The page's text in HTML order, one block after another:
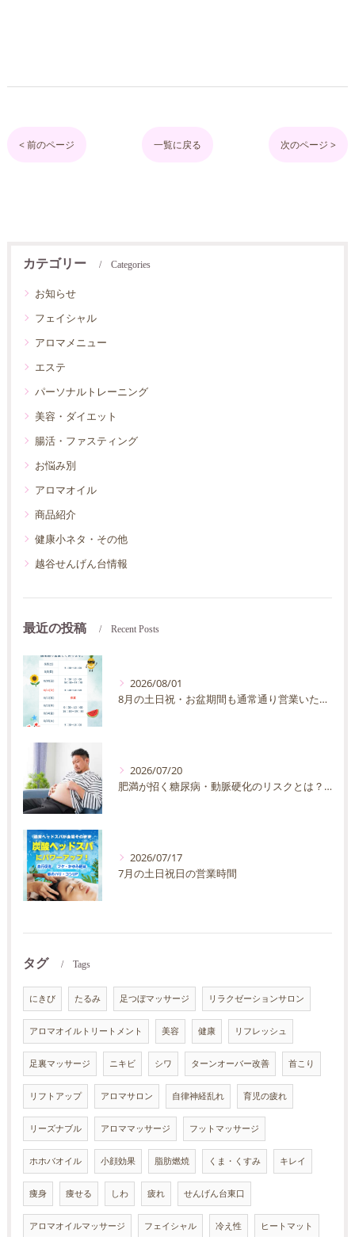
< 前のページ 一覧に戻る 次のページ >
カテゴリー Categories
お知らせ
フェイシャル
アロマメニュー
エステ
パーソナルトレーニング
美容・ダイエット
腸活・ファスティング
お悩み別
アロマオイル
商品紹介
健康小ネタ・その他
越谷せんげん台情報
最近の投稿 Recent Posts
2026/08/01
8月の土日祝・お盆期間も通常通り営業いたします
2026/07/20
肥満が招く糖尿病・動脈硬化のリスクとは？30代40代男性が今すぐ始めたい予防法を徹底解説
2026/07/17
7月の土日祝日の営業時間
タグ Tags
にきび たるみ 足つぼマッサージ リラクゼーションサロン
アロマオイルトリートメント 美容 健康 リフレッシュ
足裏マッサージ ニキビ シワ ターンオーバー改善 首こり
リフトアップ アロマサロン 自律神経乱れ 育児の疲れ
リーズナブル アロママッサージ フットマッサージ
ホホバオイル 小顔効果 脂肪燃焼 くま・くすみ キレイ
痩身 痩せる しわ 疲れ せんげん台東口
アロマオイルマッサージ フェイシャル 冷え性 ヒートマット